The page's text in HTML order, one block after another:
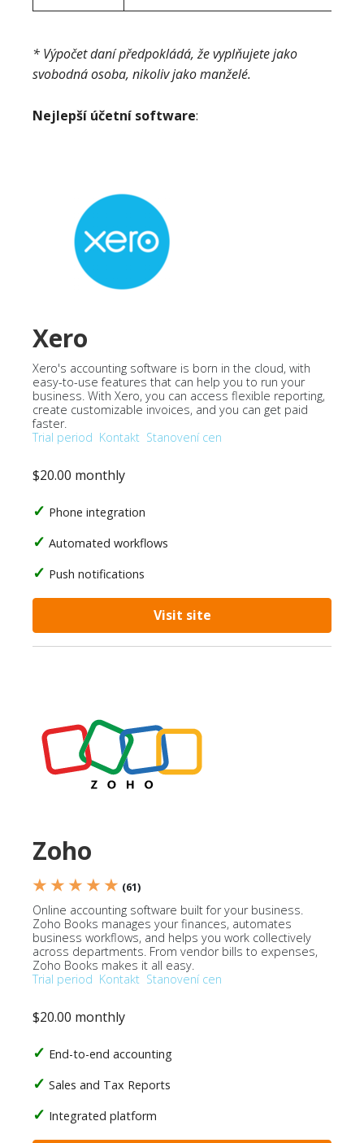
* Výpočet daní předpokládá, že vyplňujete jako
svobodná osoba, nikoliv jako manželé.
Nejlepší účetní software:
Xero
Xero's accounting software is born in the cloud, with
easy-to-use features that can help you to run your
business. With Xero, you can access flexible reporting,
create customizable invoices, and you can get paid
faster.
Trial period Kontakt Stanovení cen
$20.00 monthly
Phone integration
Automated workflows
Push notifications
Visit site
Zoho
★ ★ ★ ★ ★ (61)
Online accounting software built for your business.
Zoho Books manages your finances, automates
business workflows, and helps you work collectively
across departments. From vendor bills to expenses,
Zoho Books makes it all easy.
Trial period Kontakt Stanovení cen
$20.00 monthly
End-to-end accounting
Sales and Tax Reports
Integrated platform